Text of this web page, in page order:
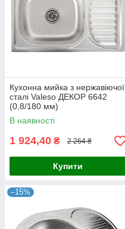
Кухонна мийка з нержавіючої
сталі Valeso ДЕКОР 6642
(0,8/180 мм)
В наявності
1 924,40 ₴ 2 264 ₴
Купити
–15%